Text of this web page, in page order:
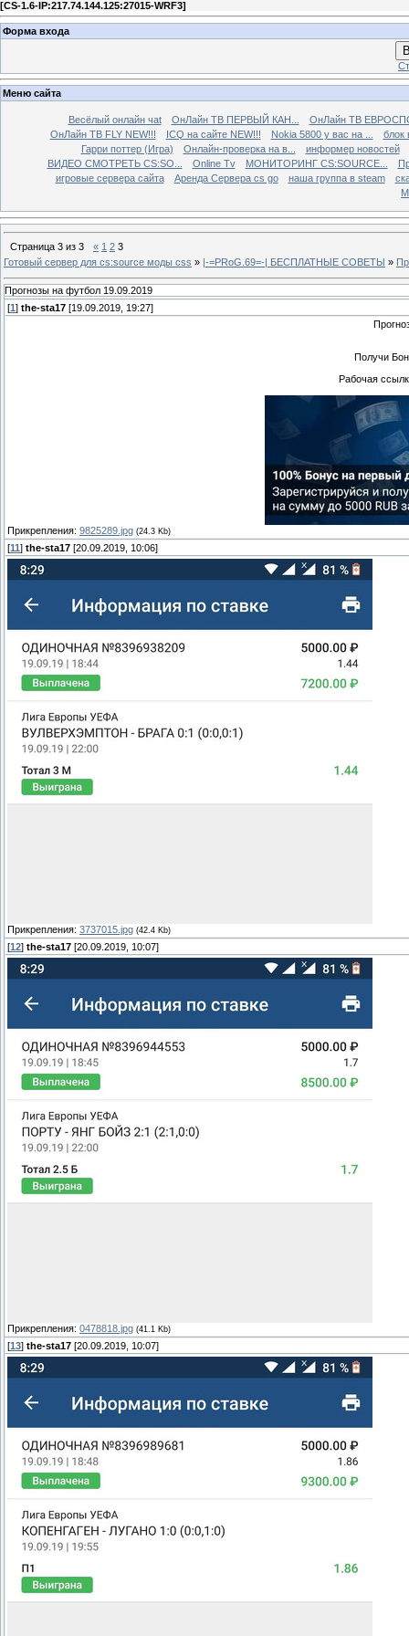
[CS-1.6-IP:217.74.144.125:27015-WRF3]
Форма входа
Меню сайта
Весёлый онлайн чаt ОнЛайн ТВ ПЕРВЫЙ КАН...
ОнЛайн ТВ
ОнЛайн ТВ FLY NEW!!!
ICQ на сайте NEW!!! Nokia 5800 у вас на ...
блок
Гарри поттер (Игра)
Онлайн-проверка на в...
информер новостей
ВИДЕО СМОТРЕТЬ CS:SO...
Online Tv МОНИТОРИНГ CS:SOURCE...
игровые сервера сайта
Аренда Сервера cs go наша группа в steam
Страница 3 из 3 « 1 2 3
Готовый сервер для cs:source моды css » |-=PRoG.69=-| БЕСПЛАТНЫЕ СОВЕТЫ »
Прогнозы на футбол 19.09.2019
[1 ] the-sta17 [19.09.2019, 19:27]
Получи
Рабочая
Прикрепления: 9825289.jpg (24.3 Kb)
[11 ] the-sta17 [20.09.2019, 10:06]
Прикрепления: 3737015.jpg (42.4 Kb)
[12] the-sta17 [20.09.2019, 10:07]
Прикрепления: 0478818.jpg (41.1 Kb)
[13] the-sta17 [20.09.2019, 10:07]